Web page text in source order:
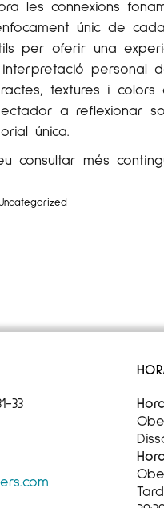
les connexions
únic de
per oferir una
personal
textures i
a reflexionar
única.
consultar més
33